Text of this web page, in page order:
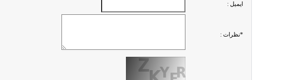
ايميل :
*نظرات :